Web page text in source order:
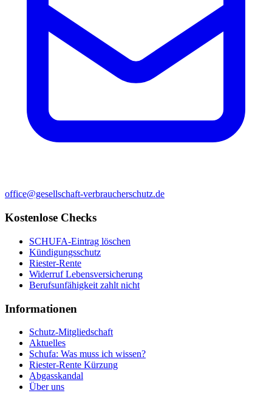
office@gesellschaft-verbraucherschutz.de
Kostenlose Checks
SCHUFA-Eintrag löschen
Kündigungsschutz
Riester-Rente
Widerruf Lebensversicherung
Berufsunfähigkeit zahlt nicht
Informationen
Schutz-Mitgliedschaft
Aktuelles
Schufa: Was muss ich wissen?
Riester-Rente Kürzung
Abgasskandal
Über uns